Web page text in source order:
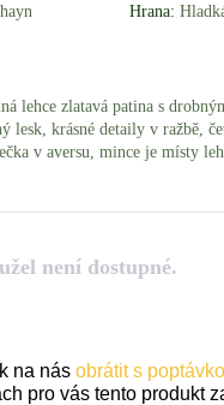
Hrana:
lehce zlatavá patina s
lesk, krásné detaily v ražbě,
v aversu, mince je místy
není dostupné.
na nás obrátit s
pro vás tento produkt